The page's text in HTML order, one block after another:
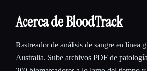
Acerca de BloodTrack
Rastreador de análisis de sangre en línea
Australia. Sube archivos PDF de